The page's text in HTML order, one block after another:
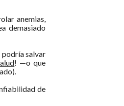
anemias,
demasiado
salvar
! —o que
de